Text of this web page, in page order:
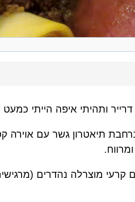
ותהיתי איפה הייתי
תיאטרון גשר עם אוירה
קרעי מוצרלה נהדרים